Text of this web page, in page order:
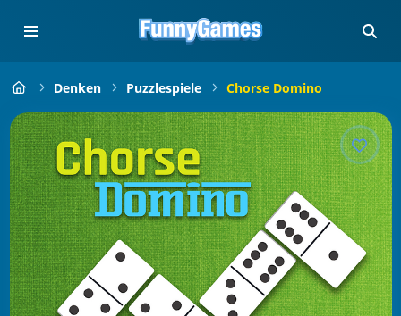
Denken Puzzlespiele Chorse Domino